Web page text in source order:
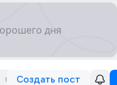
Создать пост